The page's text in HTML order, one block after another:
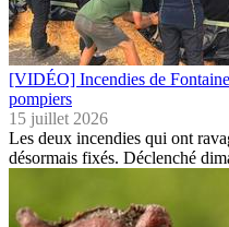
[VIDÉO] Incendies de
pompiers
15 juillet 2026
Les deux incendies qui ont
désormais fixés. Déclenché